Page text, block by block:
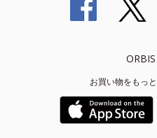
お買い物をもっ